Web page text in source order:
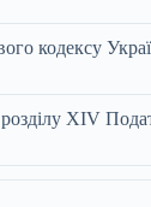
кодексу
XIV